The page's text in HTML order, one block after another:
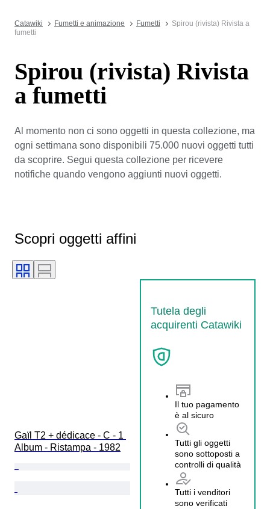
Catawiki Fumetti e animazione Fumetti
Spirou (rivista) Rivista a
fumetti
Spirou (rivista) Rivista
a fumetti
Al momento non ci sono oggetti in questa collezione, ma
ogni settimana sono disponibili 75.000 nuovi oggetti tutti
da scoprire. Segui questa collezione per ricevere
notifiche quando vengono aggiunti nuovi oggetti.
Scopri oggetti affini
Tutela degli
acquirenti Catawiki
Il tuo pagamento
è al sicuro
Tutti gli oggetti
sono sottoposti a
controlli di qualità
Tutti i venditori
sono verificati
Gaïl T2 + dédicace - C - 1
Album - Ristampa - 1982